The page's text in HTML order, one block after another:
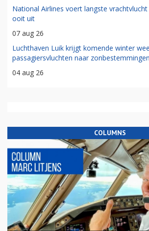
National Airlines voert langste
ooit uit
07 aug 26
Luchthaven Luik krijgt komende winter
passagiersvluchten naar zonbestemmingen
04 aug 26
COLUMNS